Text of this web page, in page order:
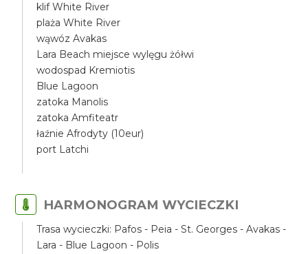
klif White River
plaża White River
wąwóz Avakas
Lara Beach miejsce wylęgu żółwi
wodospad Kremiotis
Blue Lagoon
zatoka Manolis
zatoka Amfiteatr
łaźnie Afrodyty (10eur)
port Latchi
HARMONOGRAM WYCIECZKI
Trasa wycieczki: Pafos - Peia - St. Georges - Avakas -
Lara - Blue Lagoon - Polis